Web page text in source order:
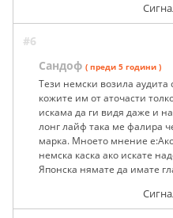
#6
Сандоф ( преди 5 години )
Тези немски возила
кожите им от аточасти
искама да ги видя даже и
лонг лайф така ме фалира
марка. Мноето мнение
немска каска ако искате
Японска нямате да имате